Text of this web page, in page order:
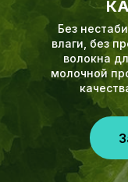
Без
влаги, без
волокна
молочной